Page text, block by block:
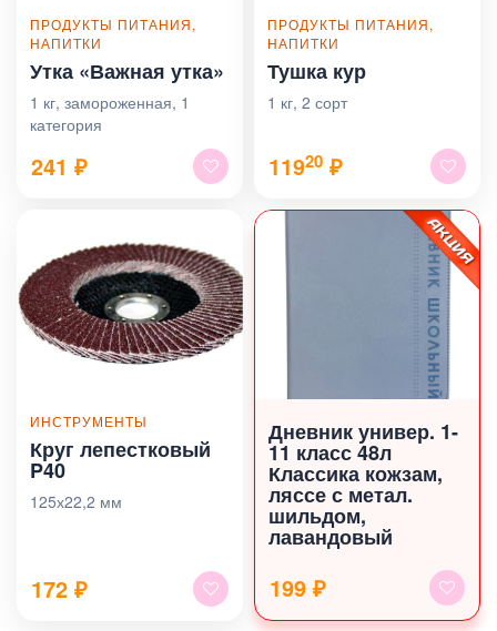
ПРОДУКТЫ ПИТАНИЯ,
НАПИТКИ
Утка «Важная утка»
1 кг, замороженная, 1
категория
241 ₽
ПРОДУКТЫ ПИТАНИЯ,
НАПИТКИ
Тушка кур
1 кг, 2 сорт
11920 ₽
ИНСТРУМЕНТЫ
Круг лепестковый
P40
125х22,2 мм
172 ₽
Дневник универ. 1-
11 класс 48л
Классика кожзам,
ляссе с метал.
шильдом,
лавандовый
199 ₽